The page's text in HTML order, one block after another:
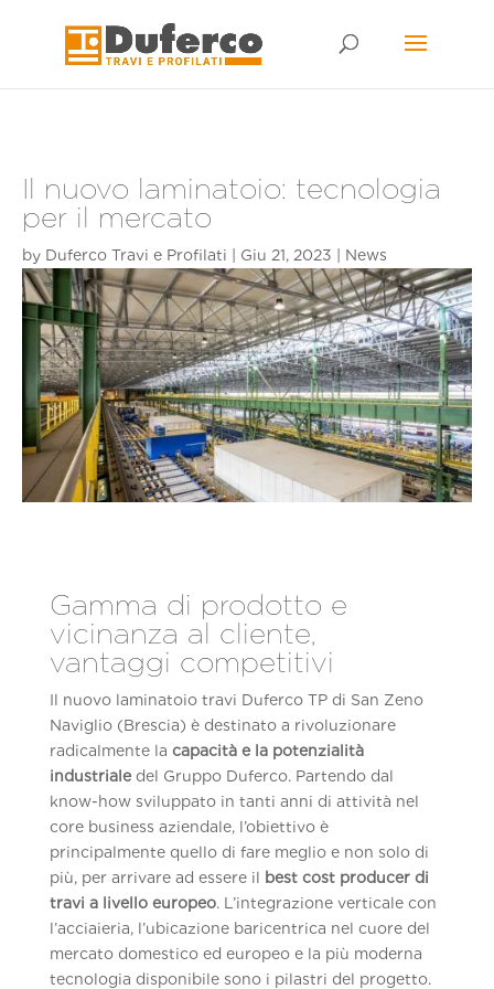
Il nuovo laminatoio: tecnologia
per il mercato
by Duferco Travi e Profilati Giu 21, 2023 News
Gamma di prodotto e
vicinanza al cliente,
vantaggi competitivi
Il nuovo laminatoio travi Duferco TP di San Zeno
Naviglio (Brescia) è destinato a rivoluzionare
radicalmente la capacità e la potenzialità
industrialedel Gruppo Duferco. Partendo dal
know-how sviluppato in tanti anni di attività nel
core business aziendale, l’obiettivo è
principalmente quello di fare meglio e non solo di
più, per arrivare ad essere il best cost producer di
travi a livello europeo. L’integrazione verticale con
l’acciaieria, l’ubicazione baricentrica nel cuore del
mercato domestico ed europeo e la più moderna
tecnologia disponibile sono i pilastri del progetto.